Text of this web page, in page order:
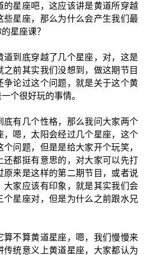
的星座吧，这应该讲是黄道所穿越
些星座，那么为什么会产生我们最
星座课？
道到底穿越了几个星座，对，这是
前其实我们没想到，做这期节目
争论过这个问题，就是关于这个黄
个很好玩的事情。
底有几个性格，那么我问大家两个
，嗯，太阳会经过几个星座，这个
问题，但是是给大家开个玩笑，
还都挺有意思的，对大家可以先打
来是这样的第二期节目，或者说
大家应该有印象，就是其实我们会
个星座对，但是为什么之前跟水兄
算不算黄道星座，嗯，我们慢慢来
传统意义上黄道星座，大家都认为